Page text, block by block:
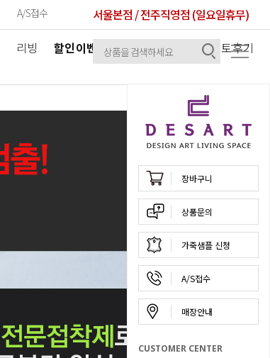
리빙 할인이벤트 공지사항 셀럽/포토후기
A/S접수 서울본점 / 전주직영점 (일요일휴무)
장바구니
상품문의
가죽샘플 신청
A/S접수
매장안내
CUSTOMER CENTER